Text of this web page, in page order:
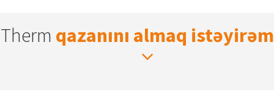
Therm qazanını almaq istəyirəm